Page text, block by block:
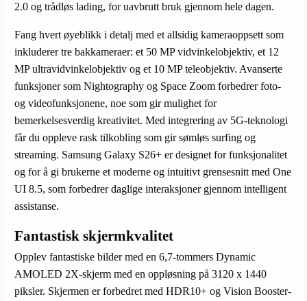
2.0 og trådløs lading, for uavbrutt bruk gjennom hele dagen.
Fang hvert øyeblikk i detalj med et allsidig kameraoppsett som
inkluderer tre bakkameraer: et 50 MP vidvinkelobjektiv, et 12
MP ultravidvinkelobjektiv og et 10 MP teleobjektiv. Avanserte
funksjoner som Nightography og Space Zoom forbedrer foto-
og videofunksjonene, noe som gir mulighet for
bemerkelsesverdig kreativitet. Med integrering av 5G-teknologi
får du oppleve rask tilkobling som gir sømløs surfing og
streaming. Samsung Galaxy S26+ er designet for funksjonalitet
og for å gi brukerne et moderne og intuitivt grensesnitt med One
UI 8.5, som forbedrer daglige interaksjoner gjennom intelligent
assistanse.
Fantastisk skjermkvalitet
Opplev fantastiske bilder med en 6,7-tommers Dynamic
AMOLED 2X-skjerm med en oppløsning på 3120 x 1440
piksler. Skjermen er forbedret med HDR10+ og Vision Booster-